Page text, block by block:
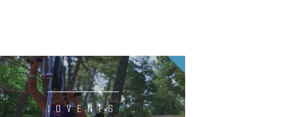
JOVENTS